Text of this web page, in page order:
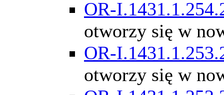
OR-
otworzy się w
OR-
otworzy się w